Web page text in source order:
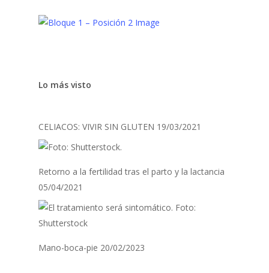
Lo más visto
CELIACOS: VIVIR SIN GLUTEN 19/03/2021
Retorno a la fertilidad tras el parto y la lactancia
05/04/2021
Mano-boca-pie 20/02/2023